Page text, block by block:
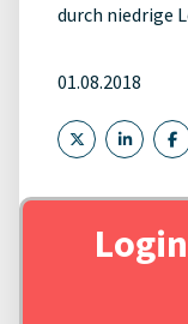
durch niedrige
01.08.2018